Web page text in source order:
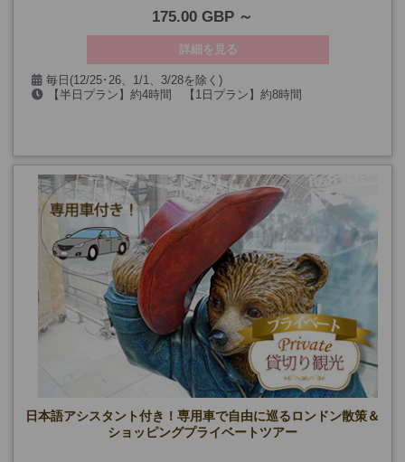
175.00 GBP
詳細を見る
毎日(12/25･26、1/1、3/28を除く)
(※午後プランは12/24も除く)
【半日プラン】約4時間 【1日プラン】約8時間
日本語アシスタント付き！専用車で自由に巡るロンドン散策＆
ショッピングプライベートツアー